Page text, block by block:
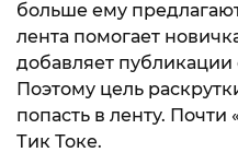
больше ему
лента помогает
добавляет
Поэтому цель
попасть в ленту. Почти
Тик Токе.